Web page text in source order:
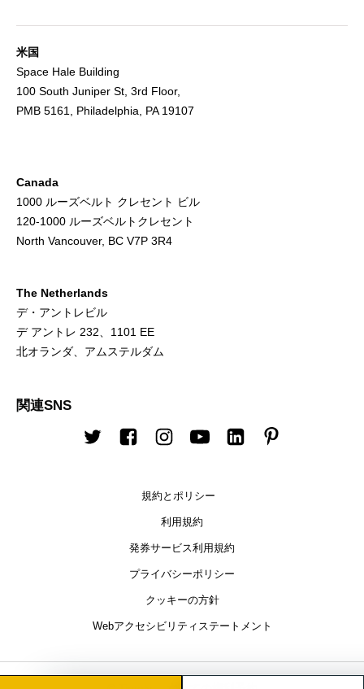
米国
Space Hale Building
100 South Juniper St, 3rd Floor,
PMB 5161, Philadelphia, PA 19107
Canada
1000 ルーズベルト クレセント ビル
120-1000 ルーズベルトクレセント
North Vancouver, BC V7P 3R4
The Netherlands
デ・アントレビル
デ アントレ 232、1101 EE
北オランダ、アムステルダム
関連SNS
TwitterFacebookInstagram
YoutubeLinkedIn
規約とポリシー
利用規約
発券サービス利用規約
プライバシーポリシー
クッキーの方針
Webアクセシビリティステートメント